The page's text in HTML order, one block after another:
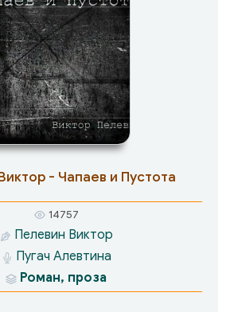
- Чапаев и Пустота
14757
Пелевин Виктор
Пугач Алевтина
Роман, проза